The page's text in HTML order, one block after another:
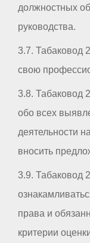
должностных
руководства.
3.7. Табаковод
свою
3.8. Табаковод
обо всех
деятельности
вносить
3.9. Табаковод
права и
критерии